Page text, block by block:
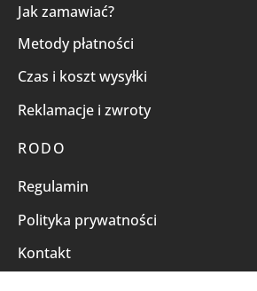
Jak zamawiać?
Metody płatności
Czas i koszt wysyłki
Reklamacje i zwroty
RODO
Regulamin
Polityka prywatności
Kontakt